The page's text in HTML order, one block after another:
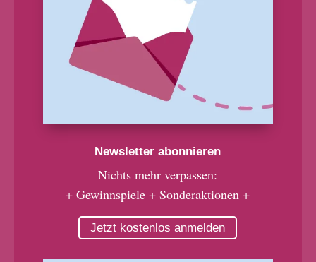
Newsletter abonnieren
Nichts mehr verpassen:
+ Gewinnspiele + Sonderaktionen +
Jetzt kostenlos anmelden